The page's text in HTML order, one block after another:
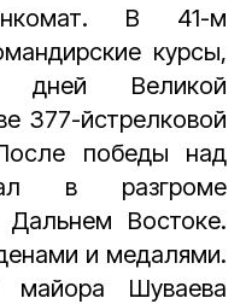
В 41-м
курсы,
Великой
377-йстрелковой
победы над
в разгроме
Востоке.
и медалями.
майора Шуваева